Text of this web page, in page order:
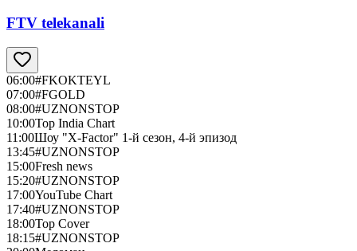
FTV telekanali
06:00#FKOKTEYL
07:00#FGOLD
08:00#UZNONSTOP
10:00Top India Chart
11:00Шоу "X-Factor" 1-й сезон, 4-й эпизод
13:45#UZNONSTOP
15:00Fresh news
15:20#UZNONSTOP
17:00YouTube Chart
17:40#UZNONSTOP
18:00Top Cover
18:15#UZNONSTOP